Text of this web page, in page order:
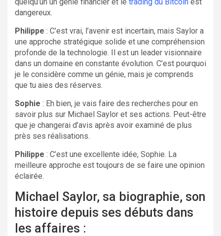
dangereux.
Philippe : C’est vrai, l’avenir est incertain, mais Saylor a
une approche stratégique solide et une compréhension
profonde de la technologie. Il est un leader visionnaire
dans un domaine en constante évolution. C’est pourquoi
je le considère comme un génie, mais je comprends
que tu aies des réserves.
Sophie : Eh bien, je vais faire des recherches pour en
savoir plus sur Michael Saylor et ses actions. Peut-être
que je changerai d’avis après avoir examiné de plus
près ses réalisations.
Philippe : C’est une excellente idée, Sophie. La
meilleure approche est toujours de se faire une opinion
éclairée.
Michael Saylor, sa biographie, son
histoire depuis ses débuts dans
les affaires :